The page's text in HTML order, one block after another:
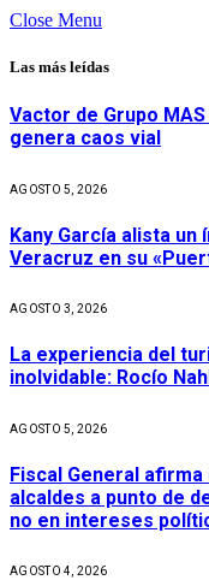
Close Menu
Las más leídas
Vactor de Grupo
genera caos vial
AGOSTO 5, 2026
Kany García alista
Veracruz en su
AGOSTO 3, 2026
La experiencia del
inolvidable: Rocío
AGOSTO 5, 2026
Fiscal General
alcaldes a punto de
no en intereses
AGOSTO 4, 2026